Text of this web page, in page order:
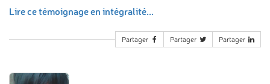
Lire ce témoignage en intégralité...
Partager Partager Partager